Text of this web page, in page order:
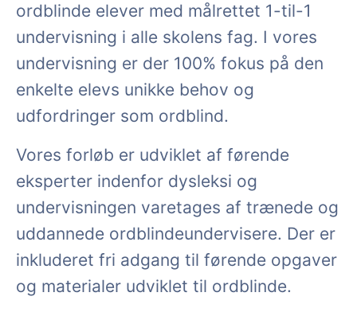
ordblinde elever med målrettet 1-til-1
undervisning i alle skolens fag. I vores
undervisning er der 100% fokus på den
enkelte elevs unikke behov og
udfordringer som ordblind.
Vores forløb er udviklet af førende
eksperter indenfor dysleksi og
undervisningen varetages af trænede og
uddannede ordblindeundervisere. Der er
inkluderet fri adgang til førende opgaver
og materialer udviklet til ordblinde.